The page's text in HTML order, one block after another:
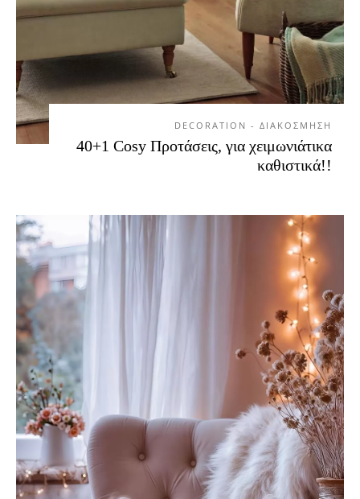
DECORATION - ΔΙΑΚΟΣΜΗΣΗ
40+1 Cosy Προτάσεις, για χειμωνιάτικα
καθιστικά!!